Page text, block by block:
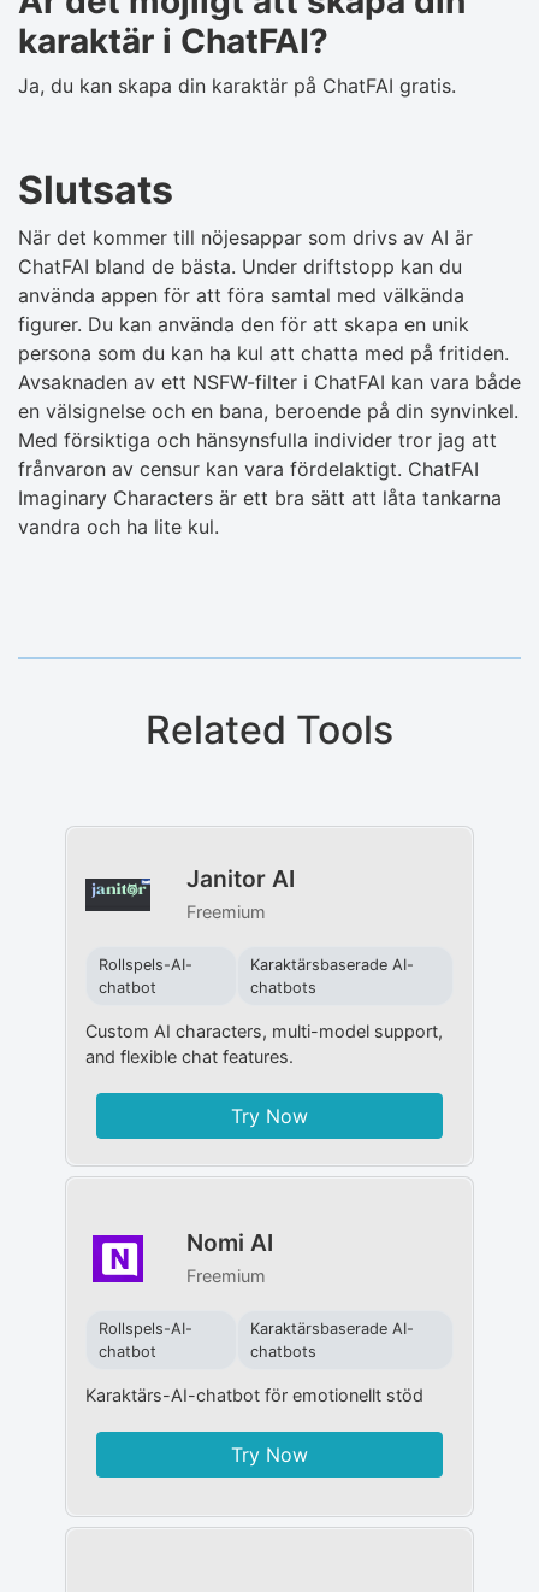
karaktär i ChatFAI?
Ja, du kan skapa din karaktär på ChatFAI gratis.
Slutsats
När det kommer till nöjesappar som drivs av AI är
ChatFAI bland de bästa. Under driftstopp kan du
använda appen för att föra samtal med välkända
figurer. Du kan använda den för att skapa en unik
persona som du kan ha kul att chatta med på fritiden.
Avsaknaden av ett NSFW-filter i ChatFAI kan vara både
en välsignelse och en bana, beroende på din synvinkel.
Med försiktiga och hänsynsfulla individer tror jag att
frånvaron av censur kan vara fördelaktigt. ChatFAI
Imaginary Characters är ett bra sätt att låta tankarna
vandra och ha lite kul.
Related Tools
Janitor AI
Freemium
Rollspels-AI-
chatbot
Karaktärsbaserade AI-
chatbots
Custom AI characters, multi-model support,
and flexible chat features.
Try Now
Nomi AI
Freemium
Rollspels-AI-
chatbot
Karaktärsbaserade AI-
chatbots
Karaktärs-AI-chatbot för emotionellt stöd
Try Now